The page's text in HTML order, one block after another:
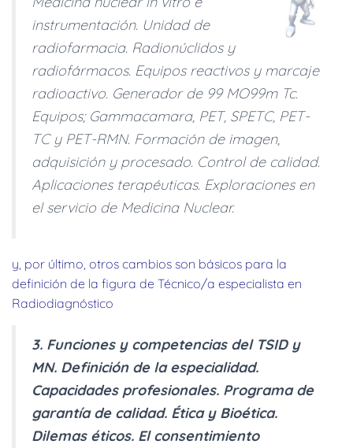
instrumentación. Unidad de
radiofarmacia. Radionúclidos y
radiofármacos. Equipos reactivos y marcaje
radioactivo. Generador de 99 MO99m Tc.
Equipos; Gammacamara, PET, SPETC, PET-
TC y PET-RMN. Formación de imagen,
adquisición y procesado. Control de calidad.
Aplicaciones terapéuticas. Exploraciones en
el servicio de Medicina Nuclear.
y, por último, otros cambios son básicos para la
definición de la figura de Técnico/a especialista en
Radiodiagnóstico
3. Funciones y competencias del TSID y
MN. Definición de la especialidad.
Capacidades profesionales. Programa de
garantía de calidad. Ética y Bioética.
Dilemas éticos. El consentimiento